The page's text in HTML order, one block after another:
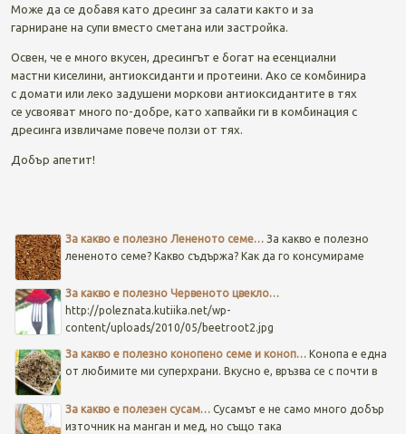
Може да се добавя като дресинг за салати както и за
гарниране на супи вместо сметана или застройка.
Освен, че е много вкусен, дресингът е богат на есенциални
мастни киселини, антиоксиданти и протеини. Ако се комбинира
с домати или леко задушени моркови антиоксидантите в тях
се усвояват много по-добре, като хапвайки ги в комбинация с
дресинга извличаме повече ползи от тях.
Добър апетит!
За какво е полезно Лененото семе…За какво е полезно
лененото семе? Какво съдържа? Как да го консумираме
За какво е полезно Червеното цвекло…
http://poleznata.kutiika.net/wp-
content/uploads/2010/05/beetroot2.jpg
За какво е полезно конопено семе и коноп… Конопа е една
от любимите ми суперхрани. Вкусно е, връзва се с почти в
За какво е полезен сусам… Сусамът е не само много добър
източник на манган и мед, но също така